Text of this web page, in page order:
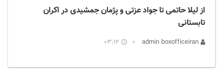
از لیلا حاتمی تا جواد عزتی و پژمان جمشیدی در اکران
تابستانی
03:12